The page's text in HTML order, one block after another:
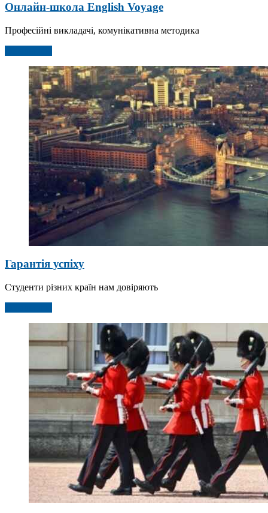
Онлайн-школа English Voyage
Професійні викладачі, комунікативна методика
Гарантія успіху
Студенти різних країн нам довіряють